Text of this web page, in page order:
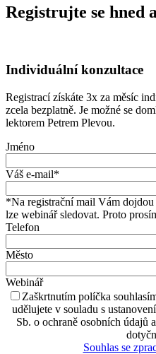
Registrujte se hned
Individuální konzultace
Registrací získáte 3x za měsíc
zcela bezplatně. Je možné se
lektorem Petrem Plevou.
Jméno
Váš e-mail*
*Na registrační mail Vám
lze webinář sledovat. Proto
Telefon
Město
Webinář
Zaškrtnutím políčka
udělujete v souladu s
Sb. o ochraně osobních údajů
Souhlas se